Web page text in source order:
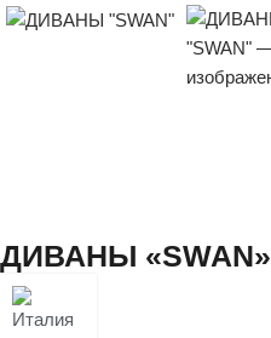
ДИВАНЫ «SWAN»